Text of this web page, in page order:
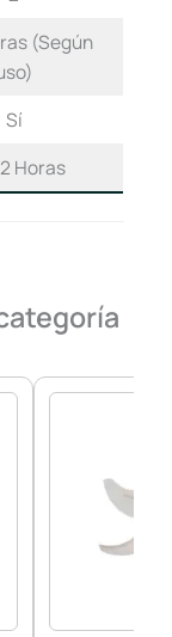
(Según
Sí
2 Horas